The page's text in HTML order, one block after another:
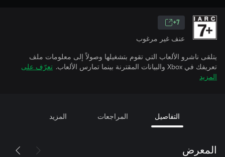
7+
عنف غير مرغوب
يتلقى ناشرو الألعاب التي تقوم بتشغيلها وصولاً إلى معلومات ملف
تعريفك في Xbox والبيانات المقترنة بينما تمارس الألعاب.
تعرّف على
المزيد
التفاصيل المراجعات المزيد
المعرض